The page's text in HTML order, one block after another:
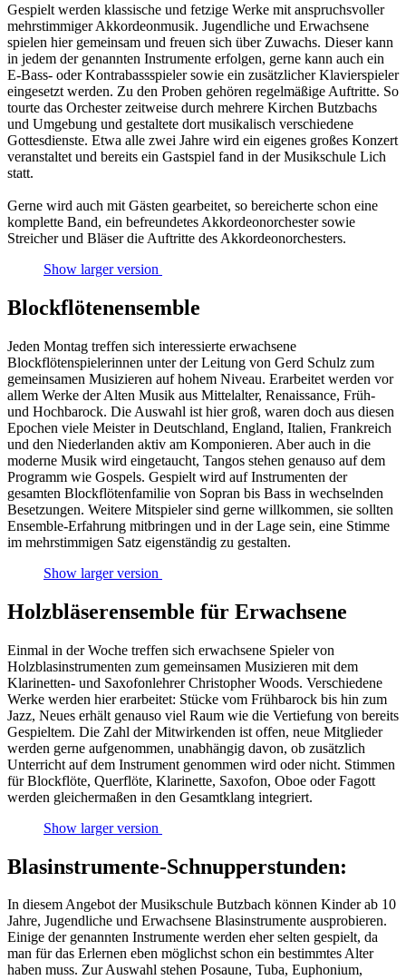
Gespielt werden klassische und fetzige Werke mit anspruchsvoller
mehrstimmiger Akkordeonmusik. Jugendliche und Erwachsene
spielen hier gemeinsam und freuen sich über Zuwachs. Dieser kann
in jedem der genannten Instrumente erfolgen, gerne kann auch ein
E-Bass- oder Kontrabassspieler sowie ein zusätzlicher Klavierspieler
eingesetzt werden. Zu den Proben gehören regelmäßige Auftritte. So
tourte das Orchester zeitweise durch mehrere Kirchen Butzbachs
und Umgebung und gestaltete dort musikalisch verschiedene
Gottesdienste. Etwa alle zwei Jahre wird ein eigenes großes Konzert
veranstaltet und bereits ein Gastspiel fand in der Musikschule Lich
statt.
Gerne wird auch mit Gästen gearbeitet, so bereicherte schon eine
komplette Band, ein befreundetes Akkordeonorchester sowie
Streicher und Bläser die Auftritte des Akkordeonorchesters.
Show larger version
Blockflötenensemble
Jeden Montag treffen sich interessierte erwachsene
Blockflötenspielerinnen unter der Leitung von Gerd Schulz zum
gemeinsamen Musizieren auf hohem Niveau. Erarbeitet werden vor
allem Werke der Alten Musik aus Mittelalter, Renaissance, Früh-
und Hochbarock. Die Auswahl ist hier groß, waren doch aus diesen
Epochen viele Meister in Deutschland, England, Italien, Frankreich
und den Niederlanden aktiv am Komponieren. Aber auch in die
moderne Musik wird eingetaucht, Tangos stehen genauso auf dem
Programm wie Gospels. Gespielt wird auf Instrumenten der
gesamten Blockflötenfamilie von Sopran bis Bass in wechselnden
Besetzungen. Weitere Mitspieler sind gerne willkommen, sie sollten
Ensemble-Erfahrung mitbringen und in der Lage sein, eine Stimme
im mehrstimmigen Satz eigenständig zu gestalten.
Show larger version
Holzbläserensemble für Erwachsene
Einmal in der Woche treffen sich erwachsene Spieler von
Holzblasinstrumenten zum gemeinsamen Musizieren mit dem
Klarinetten- und Saxofonlehrer Christopher Woods. Verschiedene
Werke werden hier erarbeitet: Stücke vom Frühbarock bis hin zum
Jazz, Neues erhält genauso viel Raum wie die Vertiefung von bereits
Gespieltem. Die Zahl der Mitwirkenden ist offen, neue Mitglieder
werden gerne aufgenommen, unabhängig davon, ob zusätzlich
Unterricht auf dem Instrument genommen wird oder nicht. Stimmen
für Blockflöte, Querflöte, Klarinette, Saxofon, Oboe oder Fagott
werden gleichermaßen in den Gesamtklang integriert.
Show larger version
Blasinstrumente-Schnupperstunden:
In diesem Angebot der Musikschule Butzbach können Kinder ab 10
Jahre, Jugendliche und Erwachsene Blasinstrumente ausprobieren.
Einige der genannten Instrumente werden eher selten gespielt, da
man für das Erlernen eben möglichst schon ein bestimmtes Alter
haben muss. Zur Auswahl stehen Posaune, Tuba, Euphonium,